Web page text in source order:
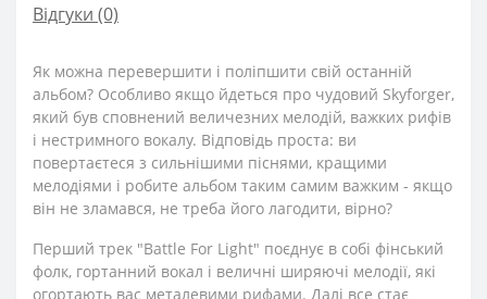
Відгуки (0)
Як можна перевершити і поліпшити свій останній
альбом? Особливо якщо йдеться про чудовий Skyforger,
який був сповнений величезних мелодій, важких рифів
і нестримного вокалу. Відповідь проста: ви
повертаєтеся з сильнішими піснями, кращими
мелодіями і робите альбом таким самим важким - якщо
він не зламався, не треба його лагодити, вірно?
Перший трек "Battle For Light" поєднує в собі фінський
фолк, гортанний вокал і величні ширяючі мелодії, які
огортають вас металевими рифами. Далі все стає